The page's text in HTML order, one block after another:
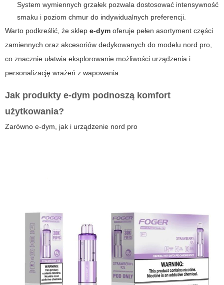
System wymiennych grzałek pozwala dostosować intensywność
smaku i poziom chmur do indywidualnych preferencji.
Warto podkreślić, że sklep e-dym oferuje pełen asortyment części
zamiennych oraz akcesoriów dedykowanych do modelu nord pro,
co znacznie ułatwia eksplorowanie możliwości urządzenia i
personalizację wrażeń z wapowania.
Jak produkty e-dym podnoszą komfort
użytkowania?
Zarówno e-dym, jak i urządzenie nord pro